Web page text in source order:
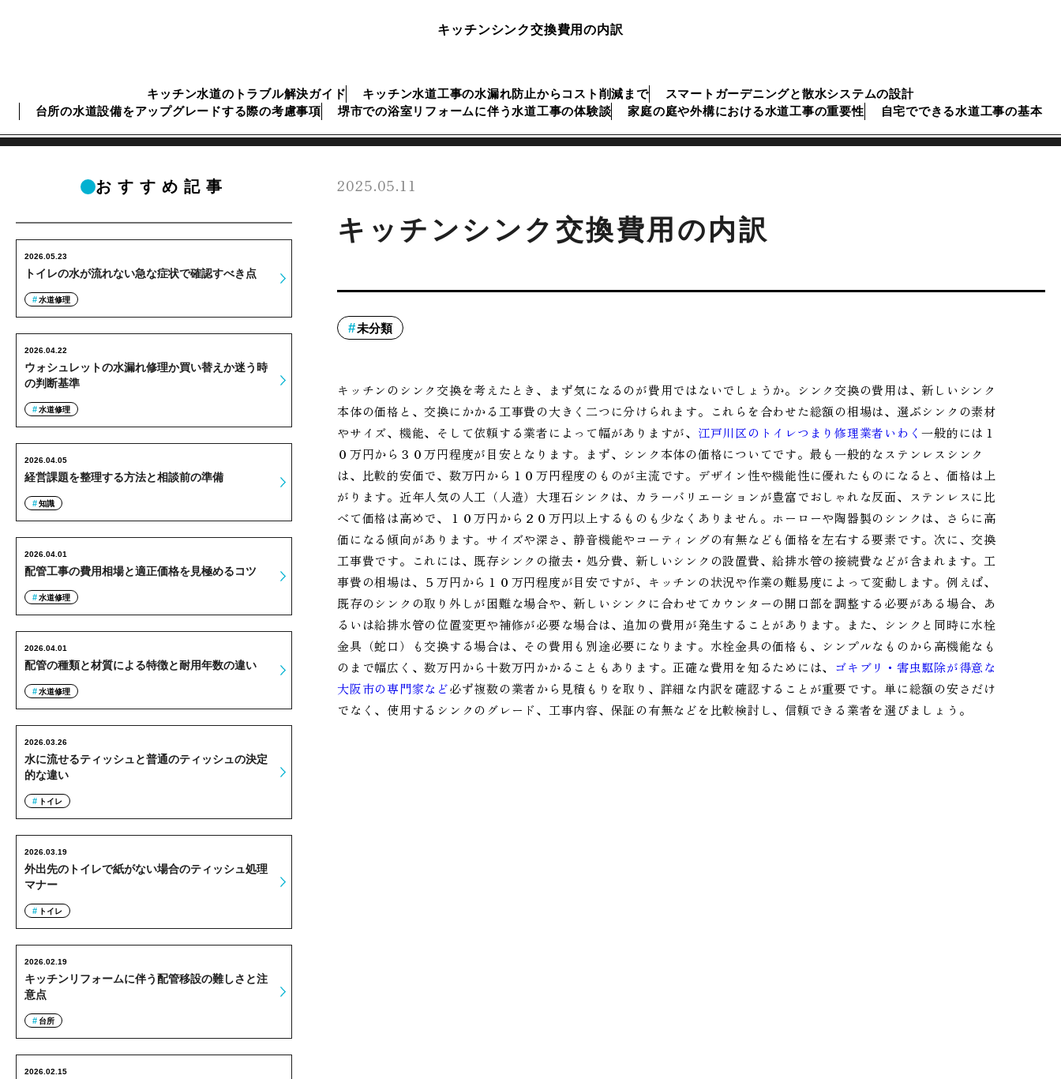
キッチンシンク交換費用の内訳
キッチン水道のトラブル解決ガイド キッチン水道工事の水漏れ防止からコスト削減まで
スマートガーデニングと散水システムの設計
台所の水道設備をアップグレードする際の考慮事項
堺市での浴室リフォームに伴う水道工事の体験談 家庭の庭や外構における水道工事の重要性 自宅でできる水道工事の基本
2025.05.11
キッチンシンク交換費用の内訳
未分類
キッチンのシンク交換を考えたとき、まず気になるのが費用ではないでしょうか。シンク交換の費用は、新しいシンク
本体の価格と、交換にかかる工事費の大きく二つに分けられます。これらを合わせた総額の相場は、選ぶシンクの素材
やサイズ、機能、そして依頼する業者によって幅がありますが、 江戸川区のトイレつまり修理業者いわく一般的には１
０万円から３０万円程度が目安となります。まず、シンク本体の価格についてです。最も一般的なステンレスシンク
は、比較的安価で、数万円から１０万円程度のものが主流です。デザイン性や機能性に優れたものになると、価格は上
がります。近年人気の人工（人造）大理石シンクは、カラーバリエーションが豊富でおしゃれな反面、ステンレスに比
べて価格は高めで、１０万円から２０万円以上するものも少なくありません。ホーローや陶器製のシンクは、さらに高
価になる傾向があります。サイズや深さ、静音機能やコーティングの有無なども価格を左右する要素です。次に、交換
工事費です。これには、既存シンクの撤去・処分費、新しいシンクの設置費、給排水管の接続費などが含まれます。工
事費の相場は、５万円から１０万円程度が目安ですが、キッチンの状況や作業の難易度によって変動します。例えば、
既存のシンクの取り外しが困難な場合や、新しいシンクに合わせてカウンターの開口部を調整する必要がある場合、あ
るいは給排水管の位置変更や補修が必要な場合は、追加の費用が発生することがあります。また、シンクと同時に水栓
金具（蛇口）も交換する場合は、その費用も別途必要になります。水栓金具の価格も、シンプルなものから高機能なも
のまで幅広く、数万円から十数万円かかることもあります。正確な費用を知るためには、 ゴキブリ・害虫駆除が得意な
大阪市の専門家など必ず複数の業者から見積もりを取り、詳細な内訳を確認することが重要です。単に総額の安さだけ
でなく、使用するシンクのグレード、工事内容、保証の有無などを比較検討し、信頼できる業者を選びましょう。
おすすめ記事
トイレの水が流れない急な症状で確認すべき点
2026.05.23
水道修理
ウォシュレットの水漏れ修理か買い替えか迷う時
の判断基準
2026.04.22
水道修理
経営課題を整理する方法と相談前の準備
2026.04.05
知識
配管工事の費用相場と適正価格を見極めるコツ
2026.04.01
水道修理
配管の種類と材質による特徴と耐用年数の違い
2026.04.01
水道修理
水に流せるティッシュと普通のティッシュの決定
的な違い
2026.03.26
トイレ
外出先のトイレで紙がない場合のティッシュ処理
マナー
2026.03.19
トイレ
キッチンリフォームに伴う配管移設の難しさと注
意点
2026.02.19
台所
2026.02.15